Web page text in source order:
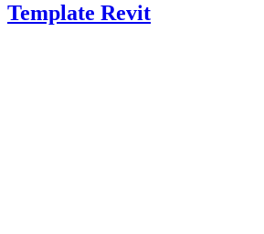
Template Revit